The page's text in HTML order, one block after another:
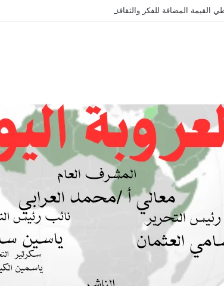
القيمة المضافة للفكر والثقافة والتاريخ !